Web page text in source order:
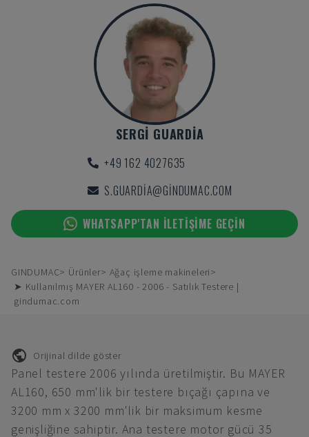
SERGI GUARDIA
+49 162 4027635
S.GUARDIA@GINDUMAC.COM
WHATSAPP'TAN ILETIŞIME GEÇIN
GINDUMAC Ürünler
Ağaç işleme makineleri
➤ Kullanılmış MAYER AL160 - 2006 - Satılık Testere |
gindumac.com
Orijinal dilde göster
Panel testere 2006 yılında üretilmiştir. Bu MAYER
AL160, 650 mm'lik bir testere bıçağı çapına ve
3200 mm x 3200 mm'lik bir maksimum kesme
genişliğine sahiptir. Ana testere motor gücü 35